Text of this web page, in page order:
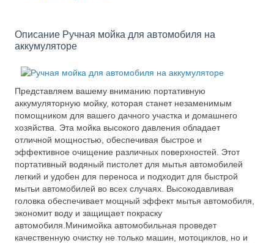
Описание Ручная мойка для автомобиля на
аккумуляторе
Представляем вашему вниманию портативную
аккумуляторную мойку, которая станет незаменимым
помощником для вашего дачного участка и домашнего
хозяйства. Эта мойка высокого давления обладает
отличной мощностью, обеспечивая быстрое и
эффективное очищение различных поверхностей. Этот
портативный водяный пистолет для мытья автомобилей
легкий и удобен для переноса и подходит для быстрой
мытьи автомобилей во всех случаях. Высокодавливая
головка обеспечивает мощный эффект мытья автомобиля,
экономит воду и защищает покраску
автомобиля.Минимойка автомобильная проведет
качественную очистку не только машин, мотоциклов, но и